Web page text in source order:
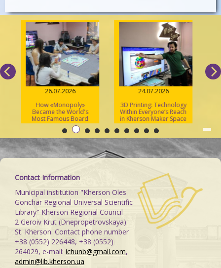
26.07.2026
How «Monopoly»
Became the World's
Most Famous Board
Game
24.07.2026
3D Printing: Technology
Within Everyone’s Reach
in Kherson Maker Space
Contact Information
Municipal institution "Kherson Oles
Gonchar Regional Universal Scientific
Library" Kherson Regional Council
2 Geroiv Krut (Dnepropetrovskaya)
St. Kherson. Contact phone number
+38 (0552) 226448, +38 (0552)
264029, e-mail: ichunb@gmail.com,
admin@lib.kherson.ua